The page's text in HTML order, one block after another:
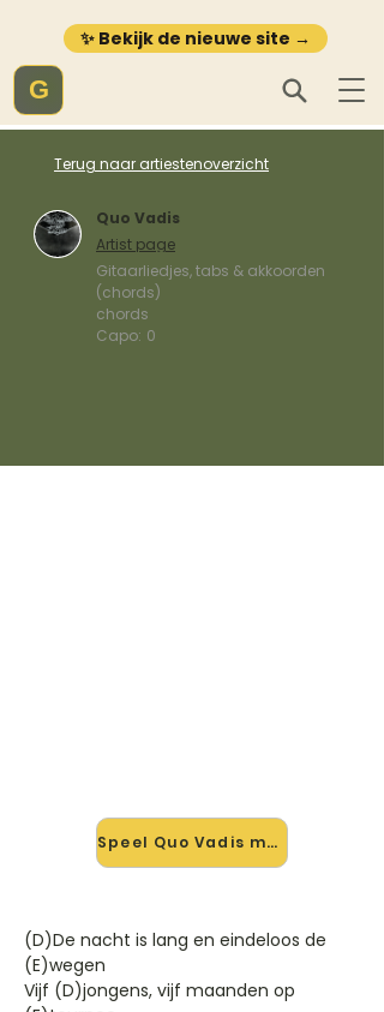
✨ Bekijk de nieuwe site →
G
Terug naar artiestenoverzicht
Quo Vadis
Artist page
Gitaarliedjes, tabs & akkoorden
(chords)
chords
Capo: 0
Speel Quo Vadis mee →
(D)De nacht is lang en eindeloos de
(E)wegen
Vijf (D)jongens, vijf maanden op